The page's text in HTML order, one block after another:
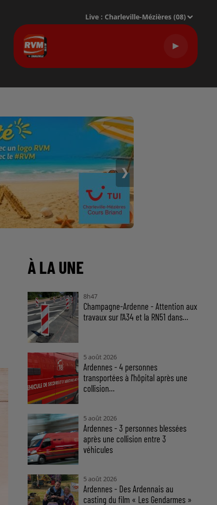
Live : Charleville-Mézières (08)
❯
À LA UNE
8h47
Champagne-Ardenne - Attention aux
travaux sur l'A34 et la RN51 dans...
5 août 2026
Ardennes - 4 personnes
transportées à l'hôpital après une
collision...
5 août 2026
Ardennes - 3 personnes blessées
après une collision entre 3
véhicules
5 août 2026
Ardennes - Des Ardennais au
casting du film « Les Gendarmes »